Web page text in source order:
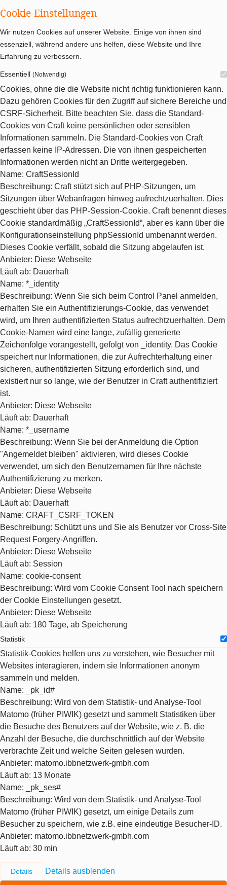
Cookie-Einstellungen
Wir nutzen Cookies auf unserer Website. Einige von ihnen sind
essenziell, während andere uns helfen, diese Website und Ihre
Erfahrung zu verbessern.
Essentiell (Notwendig)
Cookies, ohne die die Website nicht richtig funktionieren kann.
Dazu gehören Cookies für den Zugriff auf sichere Bereiche und
CSRF-Sicherheit. Bitte beachten Sie, dass die Standard-
Cookies von Craft keine persönlichen oder sensiblen
Informationen sammeln. Die Standard-Cookies von Craft
erfassen keine IP-Adressen. Die von ihnen gespeicherten
Informationen werden nicht an Dritte weitergegeben.
Name: CraftSessionId
Beschreibung: Craft stützt sich auf PHP-Sitzungen, um
Sitzungen über Webanfragen hinweg aufrechtzuerhalten. Dies
geschieht über das PHP-Session-Cookie. Craft benennt dieses
Cookie standardmäßig „CraftSessionId“, aber es kann über die
Konfigurationseinstellung phpSessionId umbenannt werden.
Dieses Cookie verfällt, sobald die Sitzung abgelaufen ist.
Anbieter: Diese Webseite
Läuft ab: Dauerhaft
Name: *_identity
Beschreibung: Wenn Sie sich beim Control Panel anmelden,
erhalten Sie ein Authentifizierungs-Cookie, das verwendet
wird, um Ihren authentifizierten Status aufrechtzuerhalten. Dem
Cookie-Namen wird eine lange, zufällig generierte
Zeichenfolge vorangestellt, gefolgt von _identity. Das Cookie
speichert nur Informationen, die zur Aufrechterhaltung einer
sicheren, authentifizierten Sitzung erforderlich sind, und
existiert nur so lange, wie der Benutzer in Craft authentifiziert
ist.
Anbieter: Diese Webseite
Läuft ab: Dauerhaft
Name: *_username
Beschreibung: Wenn Sie bei der Anmeldung die Option
"Angemeldet bleiben" aktivieren, wird dieses Cookie
verwendet, um sich den Benutzernamen für Ihre nächste
Authentifizierung zu merken.
Anbieter: Diese Webseite
Läuft ab: Dauerhaft
Name: CRAFT_CSRF_TOKEN
Beschreibung: Schützt uns und Sie als Benutzer vor Cross-Site
Request Forgery-Angriffen.
Anbieter: Diese Webseite
Läuft ab: Session
Name: cookie-consent
Beschreibung: Wird vom Cookie Consent Tool nach speichern
der Cookie Einstellungen gesetzt.
Anbieter: Diese Webseite
Läuft ab: 180 Tage, ab Speicherung
Statistik
Statistik-Cookies helfen uns zu verstehen, wie Besucher mit
Websites interagieren, indem sie Informationen anonym
sammeln und melden.
Name: _pk_id#
Beschreibung: Wird von dem Statistik- und Analyse-Tool
Matomo (früher PIWIK) gesetzt und sammelt Statistiken über
die Besuche des Benutzers auf der Website, wie z. B. die
Anzahl der Besuche, die durchschnittlich auf der Website
verbrachte Zeit und welche Seiten gelesen wurden.
Anbieter: matomo.ibbnetzwerk-gmbh.com
Läuft ab: 13 Monate
Name: _pk_ses#
Beschreibung: Wird von dem Statistik- und Analyse-Tool
Matomo (früher PIWIK) gesetzt, um einige Details zum
Besucher zu speichern, wie z.B. eine eindeutige Besucher-ID.
Anbieter: matomo.ibbnetzwerk-gmbh.com
Läuft ab: 30 min
Details Details ausblenden